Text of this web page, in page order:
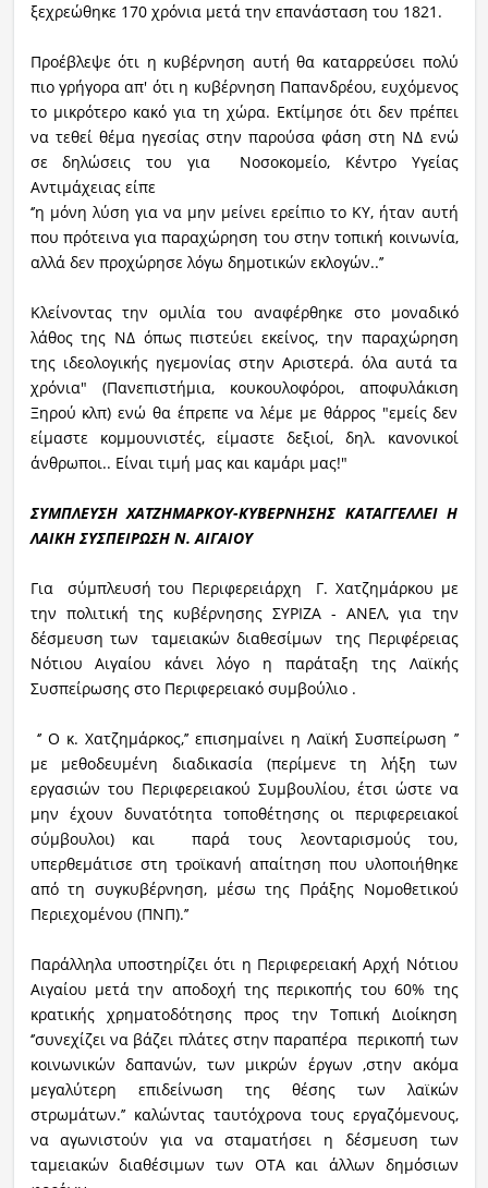
ξεχρεώθηκε 170 χρόνια μετά την επανάσταση του 1821.
Προέβλεψε ότι η κυβέρνηση αυτή θα καταρρεύσει πολύ
πιο γρήγορα απ' ότι η κυβέρνηση Παπανδρέου, ευχόμενος
το μικρότερο κακό για τη χώρα. Εκτίμησε ότι δεν πρέπει
να τεθεί θέμα ηγεσίας στην παρούσα φάση στη ΝΔ ενώ
σε δηλώσεις του για Νοσοκομείο, Κέντρο Υγείας
Αντιμάχειας είπε
‘’η μόνη λύση για να μην μείνει ερείπιο το ΚΥ, ήταν αυτή
που πρότεινα για παραχώρηση του στην τοπική κοινωνία,
αλλά δεν προχώρησε λόγω δημοτικών εκλογών..’’
Κλείνοντας την ομιλία του αναφέρθηκε στο μοναδικό
λάθος της ΝΔ όπως πιστεύει εκείνος, την παραχώρηση
της ιδεολογικής ηγεμονίας στην Αριστερά. όλα αυτά τα
χρόνια" (Πανεπιστήμια, κουκουλοφόροι, αποφυλάκιση
Ξηρού κλπ) ενώ θα έπρεπε να λέμε με θάρρος "εμείς δεν
είμαστε κομμουνιστές, είμαστε δεξιοί, δηλ. κανονικοί
άνθρωποι.. Είναι τιμή μας και καμάρι μας!"
ΣΥΜΠΛΕΥΣΗ ΧΑΤΖΗΜΑΡΚΟΥ-ΚΥΒΕΡΝΗΣΗΣ ΚΑΤΑΓΓΕΛΛΕΙ Η
ΛΑΙΚΗ ΣΥΣΠΕΙΡΩΣΗ Ν. ΑΙΓΑΙΟΥ
Για σύμπλευσή του Περιφερειάρχη Γ. Χατζημάρκου με
την πολιτική της κυβέρνησης ΣΥΡΙΖΑ - ΑΝΕΛ, για την
δέσμευση των ταμειακών διαθεσίμων της Περιφέρειας
Νότιου Αιγαίου κάνει λόγο η παράταξη της Λαϊκής
Συσπείρωσης στο Περιφερειακό συμβούλιο .
‘’ Ο κ. Χατζημάρκος,’’ επισημαίνει η Λαϊκή Συσπείρωση ’’
με μεθοδευμένη διαδικασία (περίμενε τη λήξη των
εργασιών του Περιφερειακού Συμβουλίου, έτσι ώστε να
μην έχουν δυνατότητα τοποθέτησης οι περιφερειακοί
σύμβουλοι) και παρά τους λεονταρισμούς του,
υπερθεμάτισε στη τροϊκανή απαίτηση που υλοποιήθηκε
από τη συγκυβέρνηση, μέσω της Πράξης Νομοθετικού
Περιεχομένου (ΠΝΠ).’’
Παράλληλα υποστηρίζει ότι η Περιφερειακή Αρχή Νότιου
Αιγαίου μετά την αποδοχή της περικοπής του 60% της
κρατικής χρηματοδότησης προς την Τοπική Διοίκηση
‘’συνεχίζει να βάζει πλάτες στην παραπέρα περικοπή των
κοινωνικών δαπανών, των μικρών έργων ,στην ακόμα
μεγαλύτερη επιδείνωση της θέσης των λαϊκών
στρωμάτων.’’ καλώντας ταυτόχρονα τους εργαζόμενους,
να αγωνιστούν για να σταματήσει η δέσμευση των
ταμειακών διαθέσιμων των ΟΤΑ και άλλων δημόσιων